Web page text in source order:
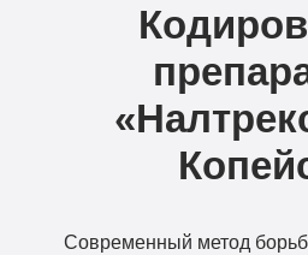
Современный метод